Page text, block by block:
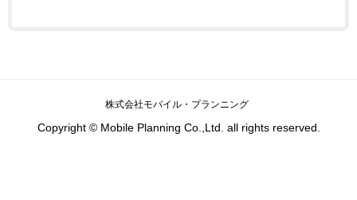
株式会社モバイル・プランニング
Copyright © Mobile Planning Co.,Ltd. all rights reserved.